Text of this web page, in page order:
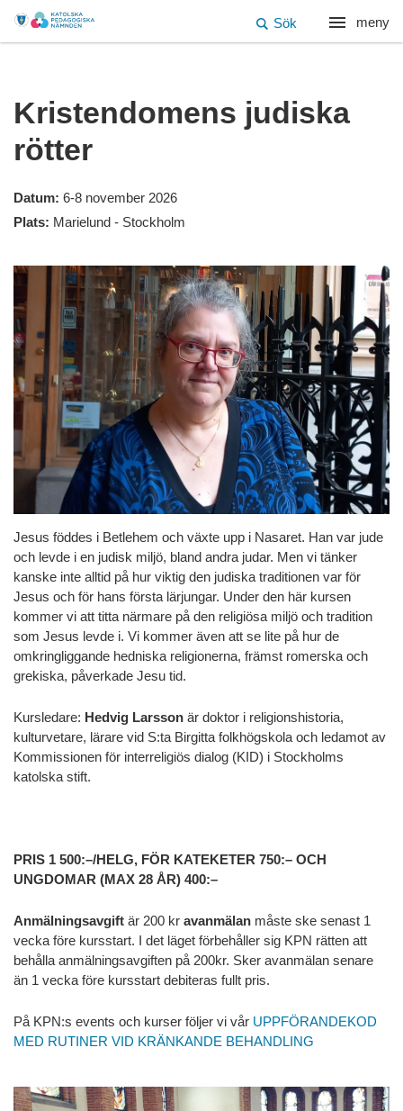
meny
Sök
Kristendomens judiska
rötter
Datum: 6-8 november 2026
Plats: Marielund - Stockholm
Jesus föddes i Betlehem och växte upp i Nasaret. Han var jude
och levde i en judisk miljö, bland andra judar. Men vi tänker
kanske inte alltid på hur viktig den judiska traditionen var för
Jesus och för hans första lärjungar. Under den här kursen
kommer vi att titta närmare på den religiösa miljö och tradition
som Jesus levde i. Vi kommer även att se lite på hur de
omkringliggande hedniska religionerna, främst romerska och
grekiska, påverkade Jesu tid.
Kursledare: Hedvig Larsson är doktor i religionshistoria,
kulturvetare, lärare vid S:ta Birgitta folkhögskola och ledamot av
Kommissionen för interreligiös dialog (KID) i Stockholms
katolska stift.
PRIS 1 500:–/HELG, FÖR KATEKETER 750:– OCH
UNGDOMAR (MAX 28 ÅR) 400:–
Anmälningsavgift är 200 kr avanmälan måste ske senast 1
vecka före kursstart. I det läget förbehåller sig KPN rätten att
behålla anmälningsavgiften på 200kr. Sker avanmälan senare
än 1 vecka före kursstart debiteras fullt pris.
På KPN:s events och kurser följer vi vår UPPFÖRANDEKOD
MED RUTINER VID KRÄNKANDE BEHANDLING